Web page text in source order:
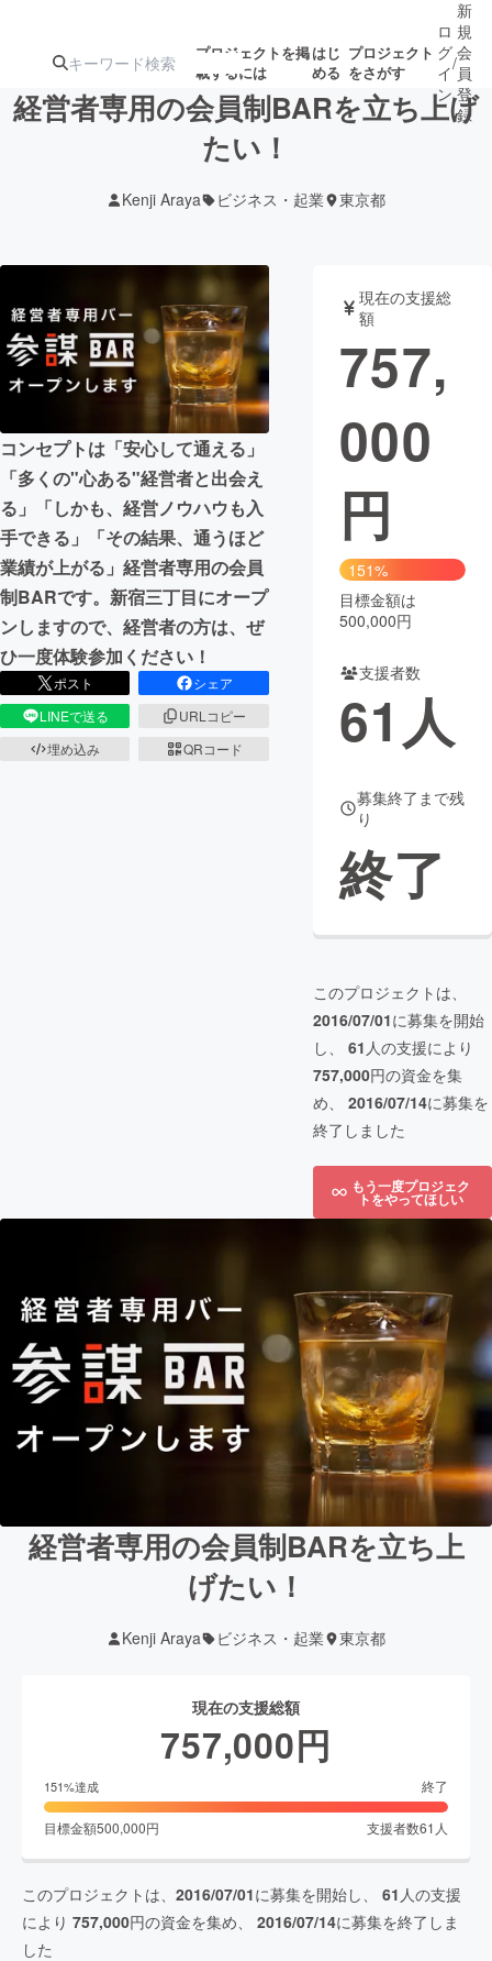
プロジェクトを掲
載するには
はじ
める
プロジェクト
をさがす
ターン
ジェクト
募集終了が近いプ
ロジェクト
音楽
テクノロジー・ガジェット ゲーム・サ
映像・映画
ビジネス・起業
まちづくり・地域活性化
CAMPFIRE for Social Good
CAMPFIRE Creation
CAMPFIREふるさと納税machi-ya コミュニティ
ロ
グ
イ
ン
/
新
規
会
員
登
録
経営者専用の会員制BARを立ち上げ
たい！
Kenji Araya ビジネス・起業 東京都
コンセプトは「安心して通える」
「多くの"心ある"経営者と出会え
る」「しかも、経営ノウハウも入
手できる」「その結果、通うほど
業績が上がる」経営者専用の会員
制BARです。新宿三丁目にオープ
ンしますので、経営者の方は、ぜ
ひ一度体験参加ください！
ポスト
シェア
LINEで送る
URLコピー
埋め込み
QRコード
現在の支援総
額
757,
000
円
151%
目標金額は
500,000円
支援者数
61 人
募集終了まで残
り
終了
このプロジェクトは、
2016/07/01に募集を開始
し、 61 人の支援により
757,000円の資金を集
め、 2016/07/14に募集を
終了しました
もう一度プロジェク
トをやってほしい
経営者専用の会員制BARを立ち上
げたい！
Kenji Araya ビジネス・起業 東京都
現在の支援総額
757,000円
151%達成 終了
目標金額500,000円 支援者数61 人
このプロジェクトは、 2016/07/01に募集を開始し、 61 人の支援
により 757,000円の資金を集め、 2016/07/14に募集を終了しま
した